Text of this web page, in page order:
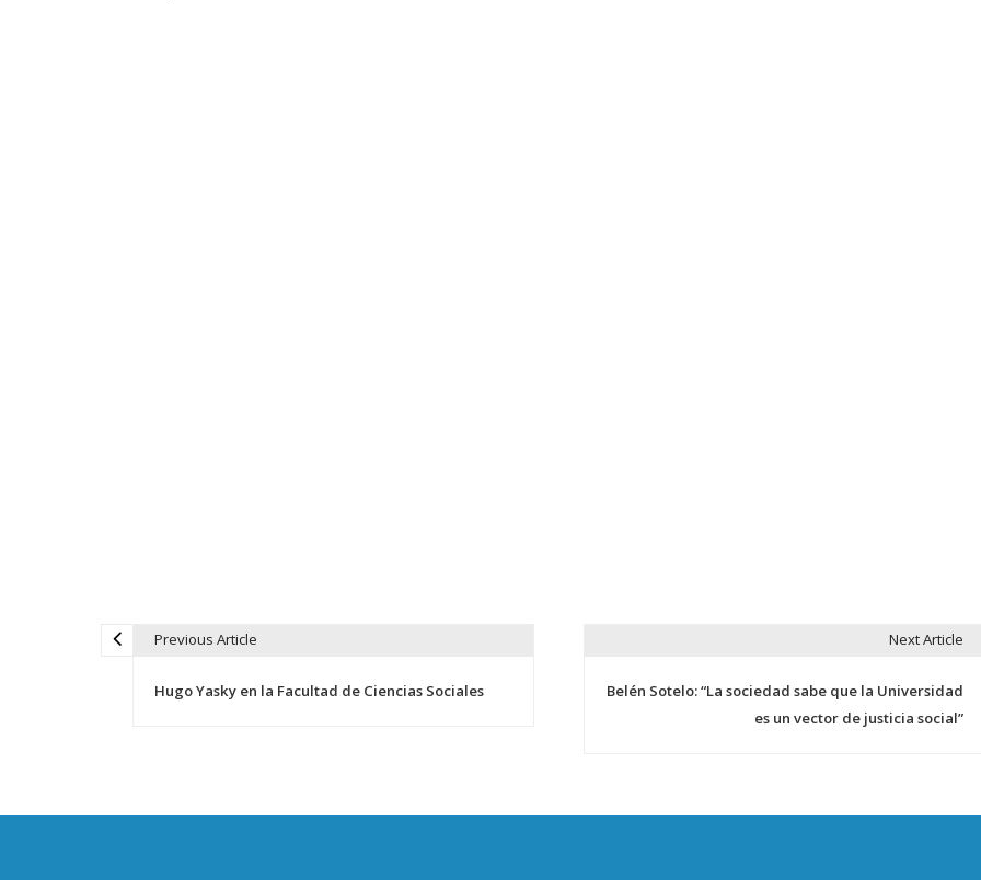
e
Previous Article
Hugo Yasky en la Facultad de Ciencias Sociales
Next Article
Belén Sotelo: “La sociedad sabe que la Universidad
es un vector de justicia social”